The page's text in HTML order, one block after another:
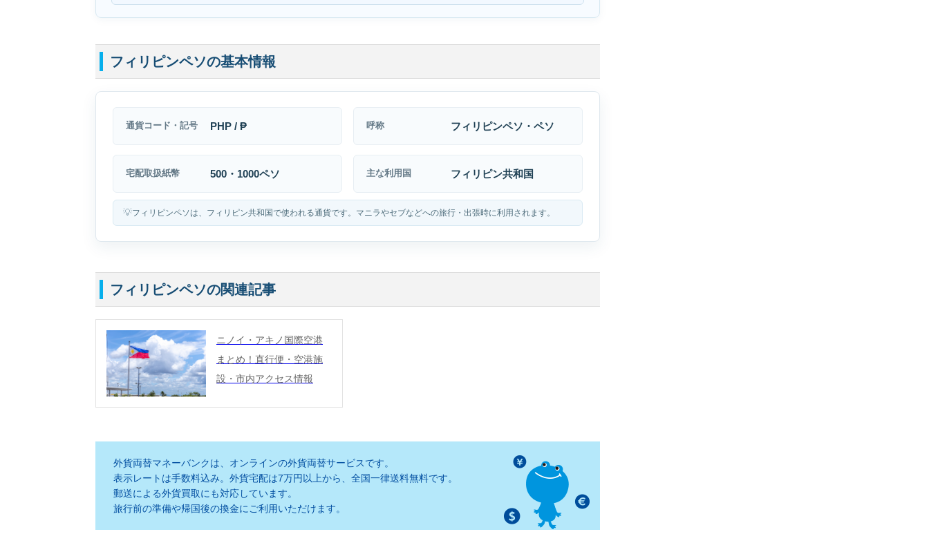
フィリピンペソの基本情報
通貨コード・記号 PHP / ₱ 呼称 フィリピンペソ・ペソ
宅配取扱紙幣 500・1000ペソ 主な利用国 フィリピン共和国
💡フィリピンペソは、フィリピン共和国で使われる通貨です。マニラやセブなどへの旅行・出張時に利用されます。
フィリピンペソの関連記事
ニノイ・アキノ国際空港
まとめ！直行便・空港施
設・市内アクセス情報
外貨両替マネーバンクは、オンラインの外貨両替サービスです。
表示レートは手数料込み。外貨宅配は7万円以上から、全国一律送料無料です。
郵送による外貨買取にも対応しています。
旅行前の準備や帰国後の換金にご利用いただけます。